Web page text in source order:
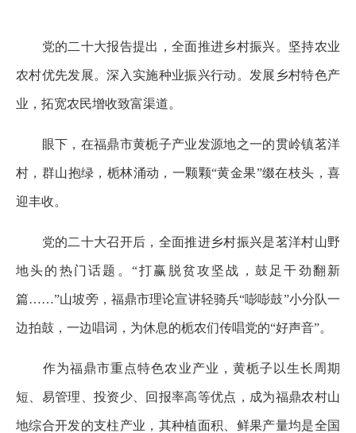
党的二十大报告提出，全面推进乡村振兴。坚持农业
农村优先发展。深入实施种业振兴行动。发展乡村特色产
业，拓宽农民增收致富渠道。
眼下，在福鼎市黄栀子产业发源地之一的贯岭镇茗洋
村，群山抱绿，栀林涌动，一颗颗“黄金果”缀在枝头，喜
迎丰收。
党的二十大召开后，全面推进乡村振兴是茗洋村山野
地头的热门话题。“打赢脱贫攻坚战，鼓足干劲翻新
篇……”山坡旁，福鼎市理论宣讲轻骑兵“嘭嘭鼓”小分队一
边拍鼓，一边唱词，为休息的栀农们传唱党的“好声音”。
作为福鼎市重点特色农业产业，黄栀子以生长周期
短、易管理、投资少、回报率高等优点，成为福鼎农村山
地综合开发的支柱产业，其种植面积、鲜果产量均是全国